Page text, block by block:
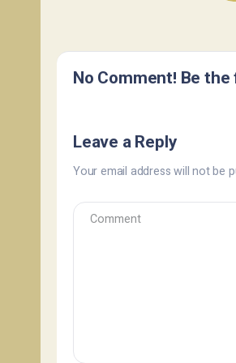
No Comment! Be
Leave a Reply
Your email address will not be